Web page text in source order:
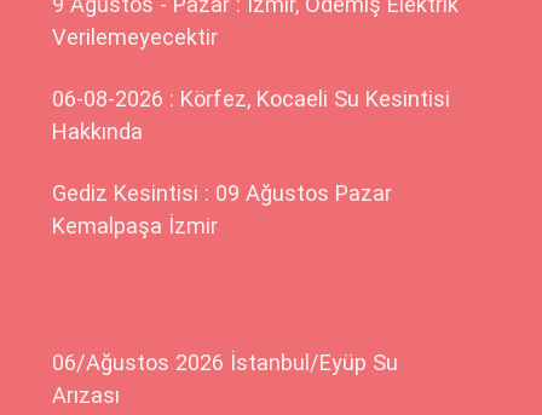
Verilemeyecektir
06-08-2026 : Körfez, Kocaeli Su Kesintisi
Hakkında
Gediz Kesintisi : 09 Ağustos Pazar
Kemalpaşa İzmir
06/Ağustos 2026 İstanbul/Eyüp Su
Arızası